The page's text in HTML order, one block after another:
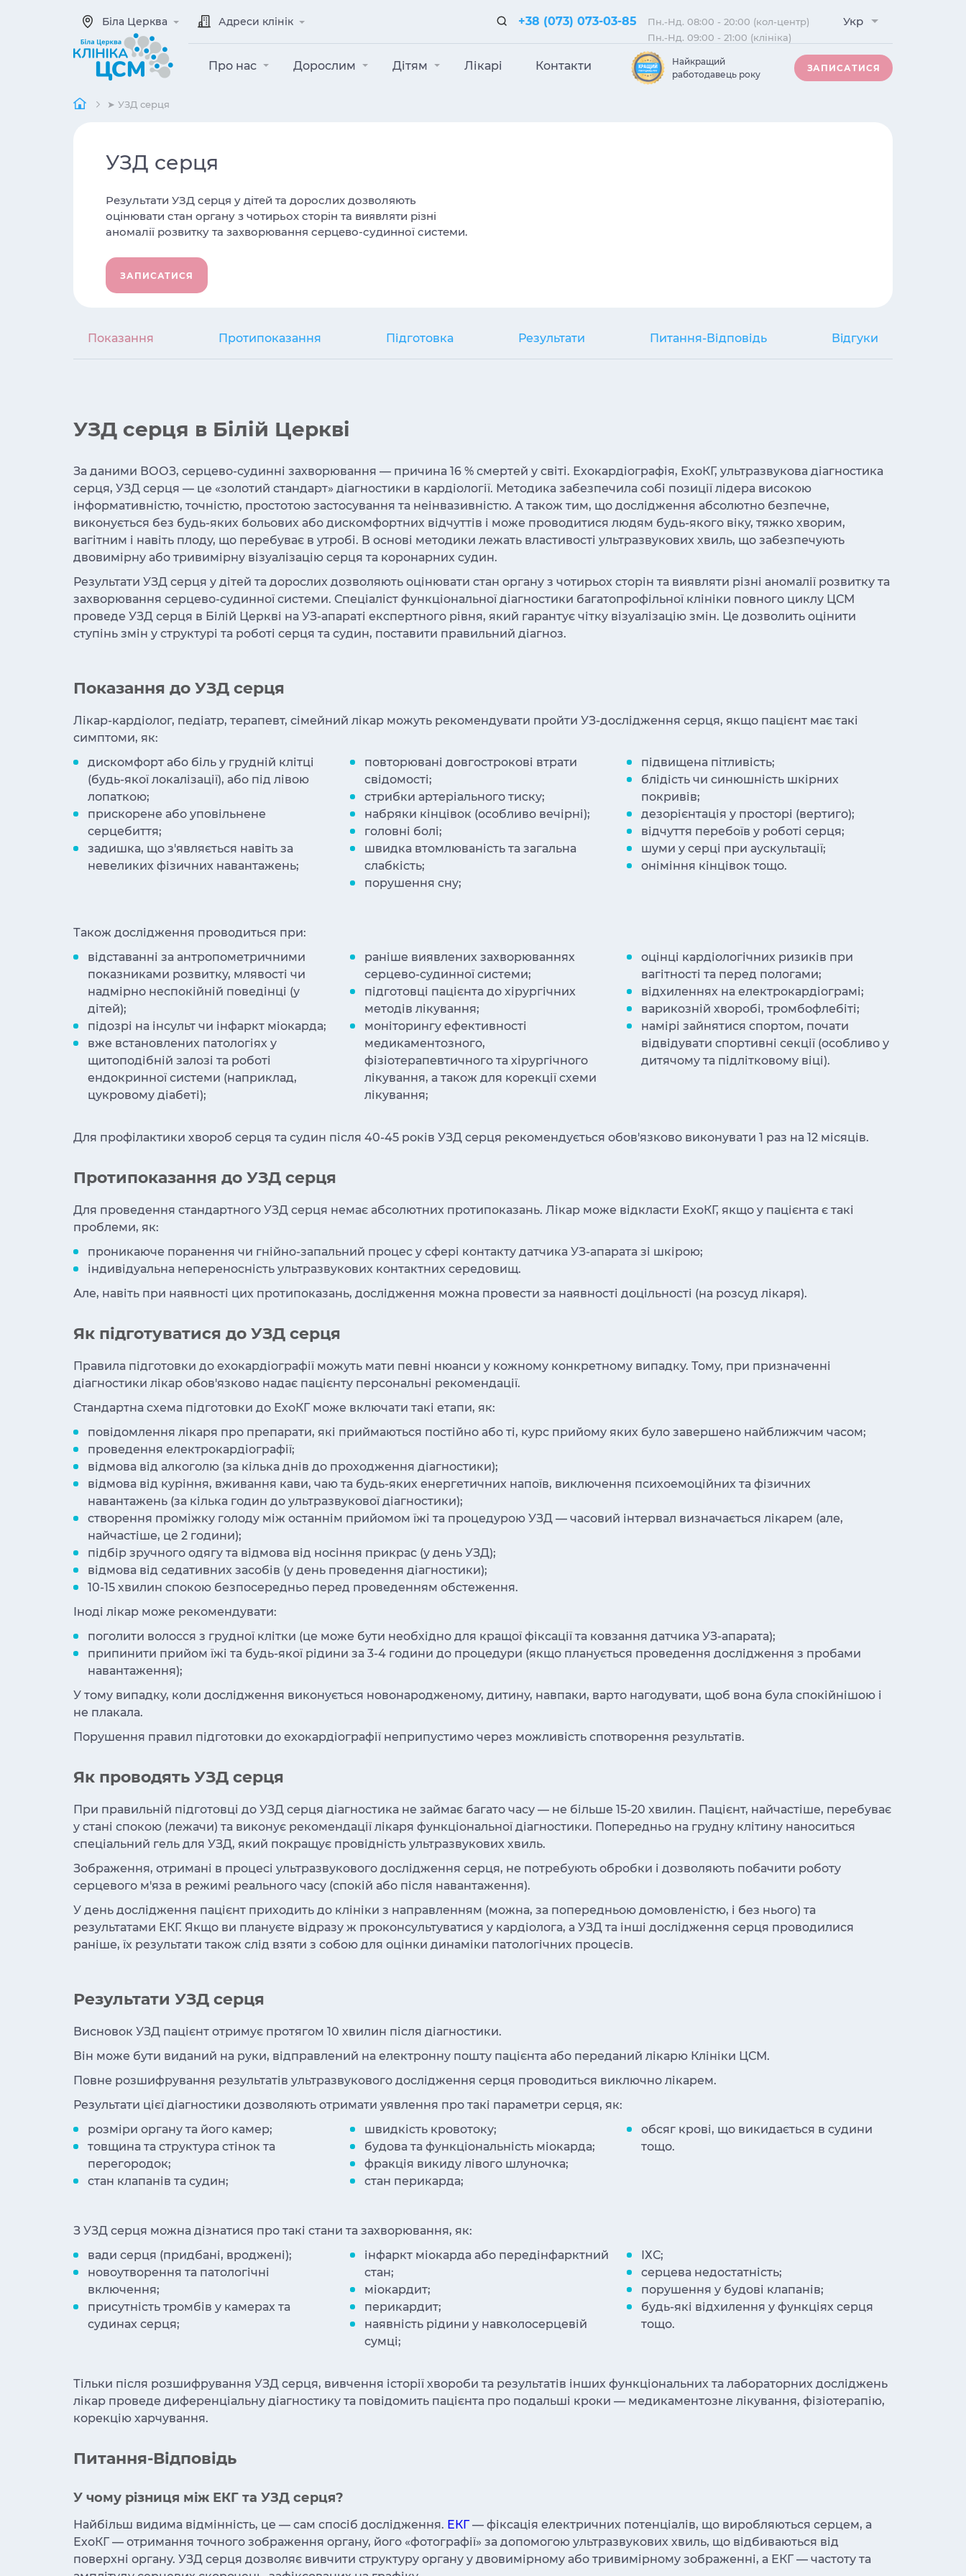
Біла Церква Адреси клінік +38 (073) 073-03-85
Пн.-Нд. 08:00 - 20:00 (кол-центр)
Пн.-Нд. 09:00 - 21:00 (клініка)
Укр
Про нас Дорослим Дітям Лікарі Контакти
Найкращий
работодавець року
ЗАПИСАТИСЯ
➤ УЗД серця
УЗД серця
Результати УЗД серця у дітей та дорослих дозволяють
оцінювати стан органу з чотирьох сторін та виявляти різні
аномалії розвитку та захворювання серцево-судинної системи.
ЗАПИСАТИСЯ
Показання Протипоказання Підготовка Результати Питання-Відповідь Вiдгуки
УЗД серця в Білій Церкві
За даними ВООЗ, серцево-судинні захворювання — причина 16 % смертей у світі. Ехокардіографія, ЕхоКГ, ультразвукова діагностика
серця, УЗД серця — це «золотий стандарт» діагностики в кардіології. Методика забезпечила собі позиції лідера високою
інформативністю, точністю, простотою застосування та неінвазивністю. А також тим, що дослідження абсолютно безпечне,
виконується без будь-яких больових або дискомфортних відчуттів і може проводитися людям будь-якого віку, тяжко хворим,
вагітним і навіть плоду, що перебуває в утробі. В основі методики лежать властивості ультразвукових хвиль, що забезпечують
двовимірну або тривимірну візуалізацію серця та коронарних судин.
Результати УЗД серця у дітей та дорослих дозволяють оцінювати стан органу з чотирьох сторін та виявляти різні аномалії розвитку та
захворювання серцево-судинної системи. Спеціаліст функціональної діагностики багатопрофільної клініки повного циклу ЦСМ
проведе УЗД серця в Білій Церкві на УЗ-апараті експертного рівня, який гарантує чітку візуалізацію змін. Це дозволить оцінити
ступінь змін у структурі та роботі серця та судин, поставити правильний діагноз.
Показання до УЗД серця
Лікар-кардіолог, педіатр, терапевт, сімейний лікар можуть рекомендувати пройти УЗ-дослідження серця, якщо пацієнт має такі
симптоми, як:
дискомфорт або біль у грудній клітці
(будь-якої локалізації), або під лівою
лопаткою;
прискорене або уповільнене
серцебиття;
задишка, що з'являється навіть за
невеликих фізичних навантажень;
повторювані довгострокові втрати
свідомості;
стрибки артеріального тиску;
набряки кінцівок (особливо вечірні);
головні болі;
швидка втомлюваність та загальна
слабкість;
порушення сну;
підвищена пітливість;
блідість чи синюшність шкірних
покривів;
дезорієнтація у просторі (вертиго);
відчуття перебоїв у роботі серця;
шуми у серці при аускультації;
оніміння кінцівок тощо.
Також дослідження проводиться при:
відставанні за антропометричними
показниками розвитку, млявості чи
надмірно неспокійній поведінці (у
дітей);
підозрі на інсульт чи інфаркт міокарда;
вже встановлених патологіях у
щитоподібній залозі та роботі
ендокринної системи (наприклад,
цукровому діабеті);
раніше виявлених захворюваннях
серцево-судинної системи;
підготовці пацієнта до хірургічних
методів лікування;
моніторингу ефективності
медикаментозного,
фізіотерапевтичного та хірургічного
лікування, а також для корекції схеми
лікування;
оцінці кардіологічних ризиків при
вагітності та перед пологами;
відхиленнях на електрокардіограмі;
варикозній хворобі, тромбофлебіті;
намірі зайнятися спортом, почати
відвідувати спортивні секції (особливо у
дитячому та підлітковому віці).
Для профілактики хвороб серця та судин після 40-45 років УЗД серця рекомендується обов'язково виконувати 1 раз на 12 місяців.
Протипоказання до УЗД серця
Для проведення стандартного УЗД серця немає абсолютних протипоказань. Лікар може відкласти ЕхоКГ, якщо у пацієнта є такі
проблеми, як:
проникаюче поранення чи гнійно-запальний процес у сфері контакту датчика УЗ-апарата зі шкірою;
індивідуальна непереносність ультразвукових контактних середовищ.
Але, навіть при наявності цих протипоказань, дослідження можна провести за наявності доцільності (на розсуд лікаря).
Як підготуватися до УЗД серця
Правила підготовки до ехокардіографії можуть мати певні нюанси у кожному конкретному випадку. Тому, при призначенні
діагностики лікар обов'язково надає пацієнту персональні рекомендації.
Стандартна схема підготовки до ЕхоКГ може включати такі етапи, як:
повідомлення лікаря про препарати, які приймаються постійно або ті, курс прийому яких було завершено найближчим часом;
проведення електрокардіографії;
відмова від алкоголю (за кілька днів до проходження діагностики);
відмова від куріння, вживання кави, чаю та будь-яких енергетичних напоїв, виключення психоемоційних та фізичних
навантажень (за кілька годин до ультразвукової діагностики);
створення проміжку голоду між останнім прийомом їжі та процедурою УЗД — часовий інтервал визначається лікарем (але,
найчастіше, це 2 години);
підбір зручного одягу та відмова від носіння прикрас (у день УЗД);
відмова від седативних засобів (у день проведення діагностики);
10-15 хвилин спокою безпосередньо перед проведенням обстеження.
Іноді лікар може рекомендувати:
поголити волосся з грудної клітки (це може бути необхідно для кращої фіксації та ковзання датчика УЗ-апарата);
припинити прийом їжі та будь-якої рідини за 3-4 години до процедури (якщо планується проведення дослідження з пробами
навантаження);
У тому випадку, коли дослідження виконується новонародженому, дитину, навпаки, варто нагодувати, щоб вона була спокійнішою і
не плакала.
Порушення правил підготовки до ехокардіографії неприпустимо через можливість спотворення результатів.
Як проводять УЗД серця
При правильній підготовці до УЗД серця діагностика не займає багато часу — не більше 15-20 хвилин. Пацієнт, найчастіше, перебуває
у стані спокою (лежачи) та виконує рекомендації лікаря функціональної діагностики. Попередньо на грудну клітину наноситься
спеціальний гель для УЗД, який покращує провідність ультразвукових хвиль.
Зображення, отримані в процесі ультразвукового дослідження серця, не потребують обробки і дозволяють побачити роботу
серцевого м'яза в режимі реального часу (спокій або після навантаження).
У день дослідження пацієнт приходить до клініки з направленням (можна, за попередньою домовленістю, і без нього) та
результатами ЕКГ. Якщо ви плануєте відразу ж проконсультуватися у кардіолога, а УЗД та інші дослідження серця проводилися
раніше, їх результати також слід взяти з собою для оцінки динаміки патологічних процесів.
Результати УЗД серця
Висновок УЗД пацієнт отримує протягом 10 хвилин після діагностики.
Він може бути виданий на руки, відправлений на електронну пошту пацієнта або переданий лікарю Клініки ЦСМ.
Повне розшифрування результатів ультразвукового дослідження серця проводиться виключно лікарем.
Результати цієї діагностики дозволяють отримати уявлення про такі параметри серця, як:
розміри органу та його камер;
товщина та структура стінок та
перегородок;
стан клапанів та судин;
швидкість кровотоку;
будова та функціональність міокарда;
фракція викиду лівого шлуночка;
стан перикарда;
обсяг крові, що викидається в судини
тощо.
З УЗД серця можна дізнатися про такі стани та захворювання, як:
вади серця (придбані, вроджені);
новоутворення та патологічні
включення;
присутність тромбів у камерах та
судинах серця;
інфаркт міокарда або передінфарктний
стан;
міокардит;
перикардит;
наявність рідини у навколосерцевій
сумці;
ІХС;
серцева недостатність;
порушення у будові клапанів;
будь-які відхилення у функціях серця
тощо.
Тільки після розшифрування УЗД серця, вивчення історії хвороби та результатів інших функціональних та лабораторних досліджень
лікар проведе диференціальну діагностику та повідомить пацієнта про подальші кроки — медикаментозне лікування, фізіотерапію,
корекцію харчування.
Питання-Відповідь
У чому різниця між ЕКГ та УЗД серця?
Найбільш видима відмінність, це — сам спосіб дослідження. ЕКГ — фіксація електричних потенціалів, що виробляються серцем, а
ЕхоКГ — отримання точного зображення органу, його «фотографії» за допомогою ультразвукових хвиль, що відбиваються від
поверхні органу. УЗД серця дозволяє вивчити структуру органу у двовимірному або тривимірному зображенні, а ЕКГ — частоту та